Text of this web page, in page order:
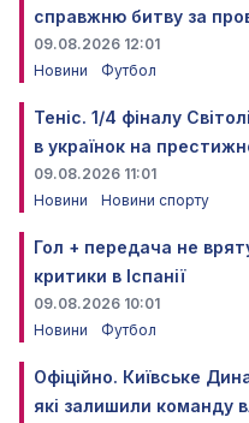
справжню битву за
09.08.2026 12:01
Новини
Футбол
Теніс. 1/4 фіналу
в українок на
09.08.2026 11:01
Новини
Новини спорту
Гол + передача не
критики в Іспанії
09.08.2026 10:01
Новини
Футбол
Офіційно. Київське
які залишили команду